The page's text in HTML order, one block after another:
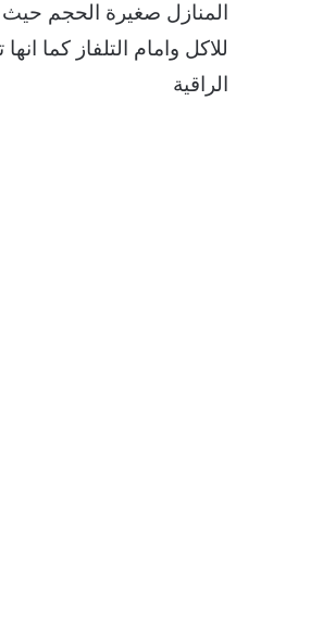
المنازل صغيرة الحجم حيث
للاكل وامام التلفاز كما
الراقية